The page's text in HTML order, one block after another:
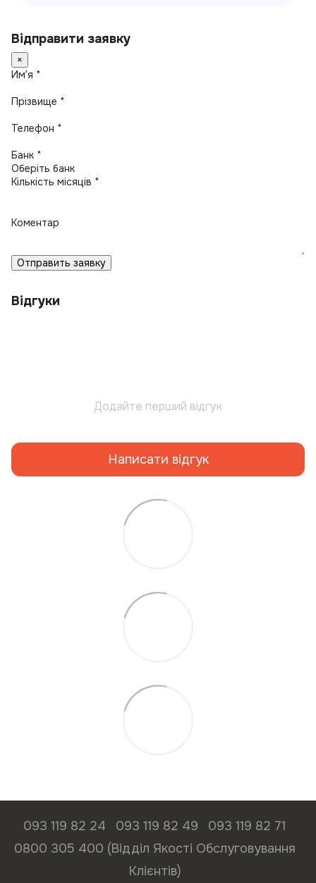
Відправити заявку
×
Имʼя *
Прізвище *
Телефон *
Банк *
Кількість місяців *
Коментар
Отправить заявку
Відгуки
Додайте перший відгук
Написати відгук
093 119 82 24 093 119 82 49
093 119 82 71
0800 305 400 (Відділ Якості Обслуговування
Клієнтів)